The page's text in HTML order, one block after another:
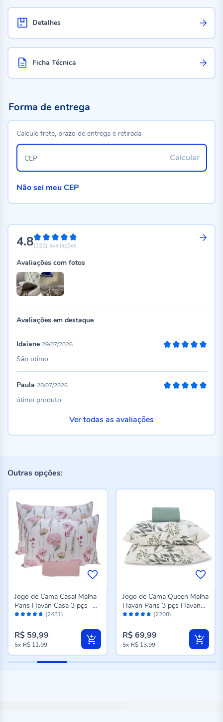
Detalhes
Ficha Técnica
4.896%
(121) avaliações
Avaliações com fotos
Avaliações em destaque
Idaiane 29/07/2026
São otimo
Paula 28/07/2026
ótimo produto
Ver todas as avaliações
Forma de entrega
Calcule frete, prazo de entrega e retirada
Calcular
CEP
Não sei meu CEP
Outras opções:
Avaliação: (2431)
Jogo de Cama Casal Malha
Paris Havan Casa 3 pçs -
Jardim Rosa Suave
R$ 59,99
5x R$ 11,99
Avaliação: (2208)
Jogo de Cama Queen Malha
Havan Paris 3 pçs Havan
Casa - Madrid Verde Topaz
R$ 69,99
5x R$ 13,99